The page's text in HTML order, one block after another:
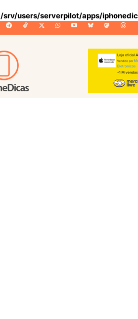
/srv/users/serverpilot/apps/
iPhoneDicas